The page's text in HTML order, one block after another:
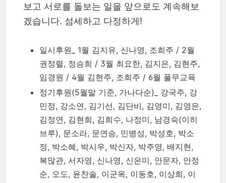
보고 서로를 돌보는 일을 앞으로도 계속해보
겠습니다. 섬세하고 다정하게!
일시후원_ 1월 김지유, 신나영, 조희주 / 2월
권정렬, 정승희 / 3월 최요한, 김지은, 김현주,
임경원 / 4월 김현주, 조희주 / 6월 풀무교육
정기후원(5월말 기준, 가나다순)_ 강국주, 강
민정, 강소연, 김기선, 김단비, 김영미, 김영은,
김정연, 김현희, 김희수, 나정미, 남경숙(이히
브루), 문소라, 문연승, 민병성, 박성호, 박소
정, 박소혜, 박시우, 박신자, 박주영, 배지현,
복많관, 서자영, 신나영, 신은미, 안문자, 안정
순, 오도, 윤찬솔, 이군옥, 이동호, 이상희, 이